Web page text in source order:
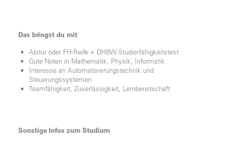
Das bringst du mit
Abitur oder FH-Reife + DHBW-Studierfähigkeitstest
Gute Noten in Mathematik, Physik, Informatik
Interesse an Automatisierungstechnik und
Steuerungssystemen
Teamfähigkeit, Zuverlässigkeit, Lernbereitschaft
Sonstige Infos zum Studium